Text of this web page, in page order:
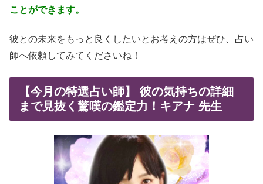
ことができます。
彼との未来をもっと良くしたいとお考えの方はぜひ、占い
師へ依頼してみてくださいね！
【今月の特選占い師】 彼の気持ちの詳細
まで見抜く驚嘆の鑑定力！キアナ 先生